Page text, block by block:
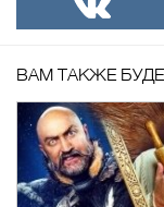
ВАМ ТАКЖЕ